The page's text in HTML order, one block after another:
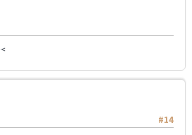
#14